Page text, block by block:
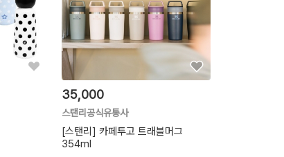
35,000
스탠리공식유통사
[스탠리] 카페투고 트래블머그
354ml